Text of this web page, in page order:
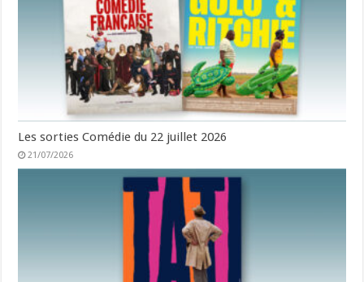
Les sorties Comédie du 22 juillet 2026
21/07/2026